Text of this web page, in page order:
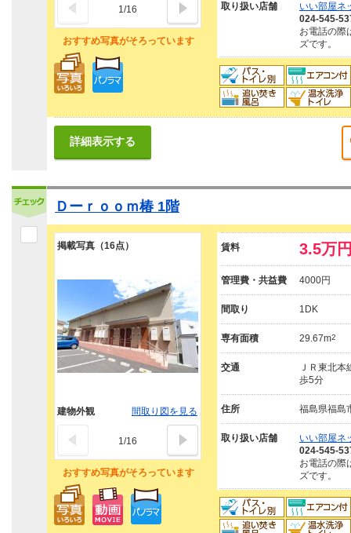
おすすめ写真がそろっています
1/16 取り扱い店舗
いい部屋ネ
024-545-
お電話の際
ズです。
詳細表示する
Ｄーｒｏｏｍ椿 1階
掲載写真（16点）
おすすめ写真がそろっています
建物外観 間取り図を見る
1/16
賃料 3.5万
管理費・共益費 4000円
間取り 1DK
専有面積 29.67m2
交通
ＪＲ東北
歩5分
住所 福島県福島
取り扱い店舗
いい部屋ネ
024-545-
お電話の際
ズです。